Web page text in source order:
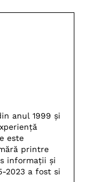
anul 1999 și
este
printre
informații și
2023 a fost si